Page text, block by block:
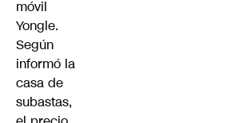
móvil
Yongle.
Según
informó la
casa de
subastas,